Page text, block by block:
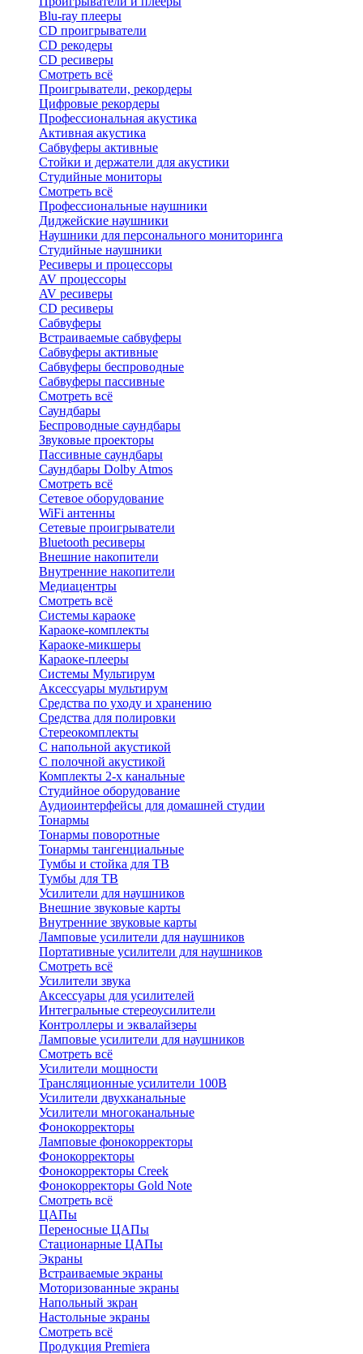
Blu-ray плееры
CD проигрыватели
CD рекодеры
CD ресиверы
Смотреть всё
Проигрыватели, рекордеры
Цифровые рекордеры
Профессиональная акустика
Активная акустика
Сабвуферы активные
Стойки и держатели для акустики
Студийные мониторы
Смотреть всё
Профессиональные наушники
Диджейские наушники
Наушники для персонального мониторинга
Студийные наушники
Ресиверы и процессоры
AV процессоры
AV ресиверы
CD ресиверы
Сабвуферы
Встраиваемые сабвуферы
Сабвуферы активные
Сабвуферы беспроводные
Сабвуферы пассивные
Смотреть всё
Саундбары
Беспроводные саундбары
Звуковые проекторы
Пассивные саундбары
Саундбары Dolby Atmos
Смотреть всё
Сетевое оборудование
WiFi антенны
Сетевые проигрыватели
Bluetooth ресиверы
Внешние накопители
Внутренние накопители
Медиацентры
Смотреть всё
Системы караоке
Караоке-комплекты
Караоке-микшеры
Караоке-плееры
Системы Мультирум
Аксессуары мультирум
Средства по уходу и хранению
Средства для полировки
Стереокомплекты
C напольной акустикой
C полочной акустикой
Комплекты 2-х канальные
Студийное оборудование
Аудиоинтерфейсы для домашней студии
Тонармы
Тонармы поворотные
Тонармы тангенциальные
Тумбы и стойка для ТВ
Тумбы для ТВ
Усилители для наушников
Внешние звуковые карты
Внутренние звуковые карты
Ламповые усилители для наушников
Портативные усилители для наушников
Смотреть всё
Усилители звука
Аксессуары для усилителей
Интегральные стереоусилители
Контроллеры и эквалайзеры
Ламповые усилители для наушников
Смотреть всё
Усилители мощности
Трансляционные усилители 100В
Усилители двухканальные
Усилители многоканальные
Фонокорректоры
Ламповые фонокорректоры
Фонокорректоры
Фонокорректоры Creek
Фонокорректоры Gold Note
Смотреть всё
ЦАПы
Переносные ЦАПы
Стационарные ЦАПы
Экраны
Встраиваемые экраны
Моторизованные экраны
Напольный зкран
Настольные экраны
Смотреть всё
Продукция Premiera